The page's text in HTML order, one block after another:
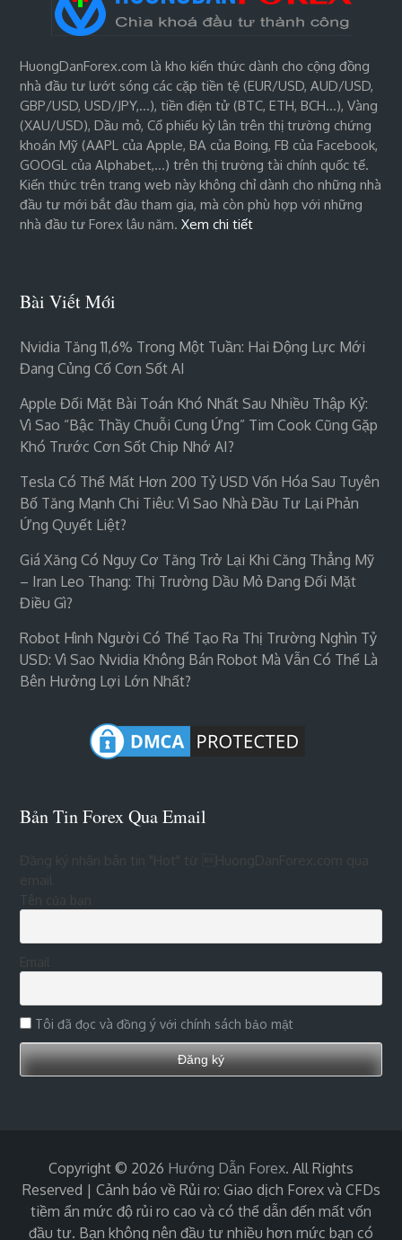
HuongDanForex.com là kho kiến thức dành cho cộng đồng
nhà đầu tư lướt sóng các cặp tiền tệ (EUR/USD, AUD/USD,
GBP/USD, USD/JPY,…), tiền điện tử (BTC, ETH, BCH…), Vàng
(XAU/USD), Dầu mỏ, Cổ phiếu kỳ lân trên thị trường chứng
khoán Mỹ (AAPL của Apple, BA của Boing, FB của Facebook,
GOOGL của Alphabet,…) trên thị trường tài chính quốc tế.
Kiến thức trên trang web này không chỉ dành cho những nhà
đầu tư mới bắt đầu tham gia, mà còn phù hợp với những
nhà đầu tư Forex lâu năm.Xem chi tiết
Bài Viết Mới
Nvidia Tăng 11,6% Trong Một Tuần: Hai Động Lực Mới
Đang Củng Cố Cơn Sốt AI
Apple Đối Mặt Bài Toán Khó Nhất Sau Nhiều Thập Kỷ:
Vì Sao “bậc Thầy Chuỗi Cung Ứng” Tim Cook Cũng Gặp
Khó Trước Cơn Sốt Chip Nhớ AI?
Tesla Có Thể Mất Hơn 200 Tỷ USD Vốn Hóa Sau Tuyên
Bố Tăng Mạnh Chi Tiêu: Vì Sao Nhà Đầu Tư Lại Phản
Ứng Quyết Liệt?
Giá Xăng Có Nguy Cơ Tăng Trở Lại Khi Căng Thẳng Mỹ
– Iran Leo Thang: Thị Trường Dầu Mỏ Đang Đối Mặt
Điều Gì?
Robot Hình Người Có Thể Tạo Ra Thị Trường Nghìn Tỷ
USD: Vì Sao Nvidia Không Bán Robot Mà Vẫn Có Thể Là
Bên Hưởng Lợi Lớn Nhất?
Bản Tin Forex Qua Email
Đăng ký nhận bản tin "Hot" từ HuongDanForex.com qua
Tên của bạn
Tôi đã đọc và đồng ý với chính sách bảo mật
Copyright © 2026 Hướng Dẫn Forex. All Rights
Reserved | Cảnh báo về Rủi ro: Giao dịch Forex và CFDs
tiềm ẩn mức độ rủi ro cao và có thể dẫn đến mất vốn
đầu tư. Bạn không nên đầu tư nhiều hơn mức bạn có